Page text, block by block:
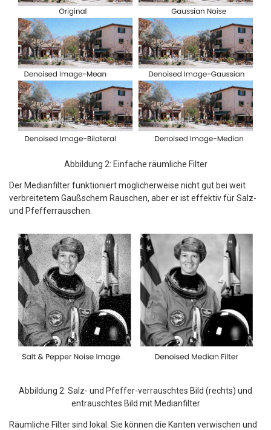
Abbildung 2: Einfache räumliche Filter
Der Medianfilter funktioniert möglicherweise nicht gut bei weit
verbreitetem Gaußschem Rauschen, aber er ist effektiv für Salz-
und Pfefferrauschen.
Abbildung 2: Salz- und Pfeffer-verrauschtes Bild (rechts) und
entrauschtes Bild mit Medianfilter
Räumliche Filter sind lokal. Sie können die Kanten verwischen und